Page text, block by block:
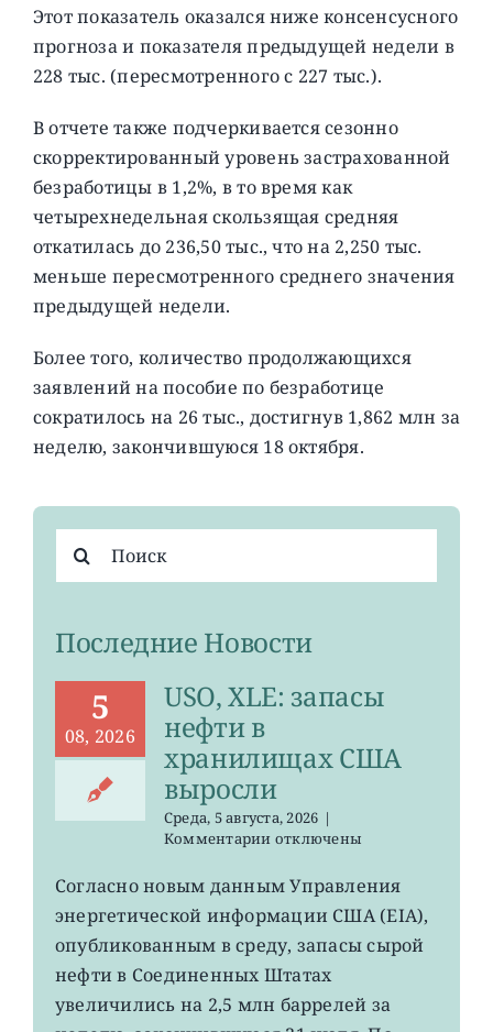
Этот показатель оказался ниже консенсусного
прогноза и показателя предыдущей недели в
228 тыс. (пересмотренного с 227 тыс.).
В отчете также подчеркивается сезонно
скорректированный уровень застрахованной
безработицы в 1,2%, в то время как
четырехнедельная скользящая средняя
откатилась до 236,50 тыс., что на 2,250 тыс.
меньше пересмотренного среднего значения
предыдущей недели.
Более того, количество продолжающихся
заявлений на пособие по безработице
сократилось на 26 тыс., достигнув 1,862 млн за
неделю, закончившуюся 18 октября.
поиска:
Последние Новости
5
08, 2026
USO, XLE: запасы
нефти в
хранилищах США
выросли
Среда, 5 августа, 2026 |
Комментариик
USO,
запасы
нефти
хранилищах
США
выросли
отключены
Согласно новым данным Управления
энергетической информации США (EIA),
опубликованным в среду, запасы сырой
нефти в Соединенных Штатах
увеличились на 2,5 млн баррелей за